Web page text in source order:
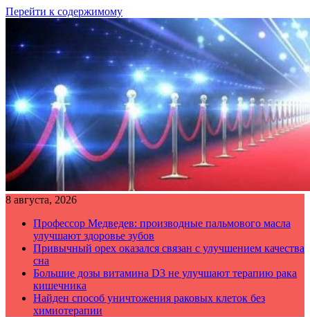
Перейти к содержимому
8 августа, 2026
Профессор Медведев: производные пальмового масла
улучшают здоровье зубов
Привычный орех оказался связан с улучшением качества
сна
Большие дозы витамина D3 не улучшают терапию рака
кишечника
Найден способ уничтожения раковых клеток без
химиотерапии